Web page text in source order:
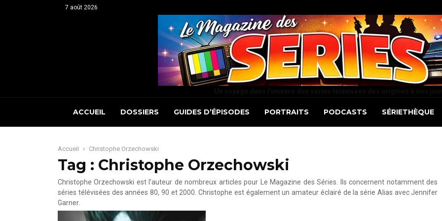
7 août 2026
ACCUEIL DOSSIERS GUIDES D’ÉPISODES PORTRAITS PODCASTS SÉRIETHÈQUE
Accueil Christophe Orzechowski
Tag : Christophe Orzechowski
Christophe Orzechowski est l’auteur de nombreux articles pour Le Magazine des Séries. Ils concernent notamment des
séries télévisées des années 80, 90 et 2000. Christophe est également un amateur éclairé de la série Alias avec Jennifer
Garner.